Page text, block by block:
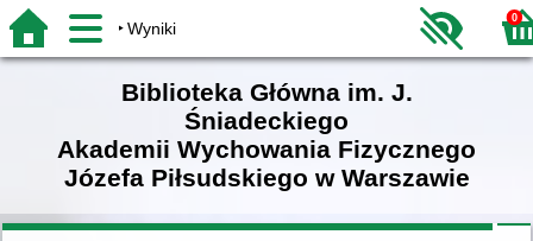
Wyniki
0
Biblioteka Główna im. J.
Śniadeckiego
Akademii Wychowania Fizycznego
Józefa Piłsudskiego w Warszawie